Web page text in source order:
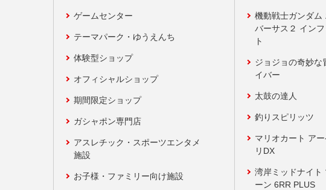
ゲームセンター
テーマパーク・ゆうえんち
体験型ショップ
オフィシャルショップ
期間限定ショップ
ガシャポン専門店
アスレチック・スポーツエンタメ
施設
お子様・ファミリー向け施設
機動戦士ガンダム
バーサス２ イン
ト
ジョジョの奇妙な
イバー
太鼓の達人
釣りスピリッツ
マリオカート ア
リDX
湾岸ミッドナイト
ーン 6RR PLUS